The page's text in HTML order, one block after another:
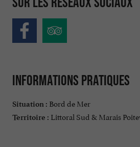
Informations pratiques
Situation : Bord de Mer
Territoire : Littoral Sud & Marais